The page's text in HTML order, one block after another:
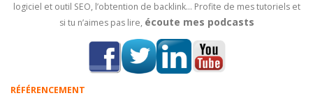
logiciel et outil SEO, l’obtention de backlink… Profite de mes tutoriels et
si tu n’aimes pas lire, écoute mes podcasts
RÉFÉRENCEMENT